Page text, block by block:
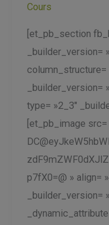
Cours
[et_pb_section
_builder_version=
column_structure=
_builder_version=
type= »2_3″
[et_pb_image src=
p7fX0=@ » align=
_builder_version=
ses
états